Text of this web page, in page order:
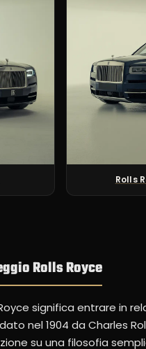
Rolls
Rolls Royce
significa entrare in
nel 1904 da Charles
su una filosofia